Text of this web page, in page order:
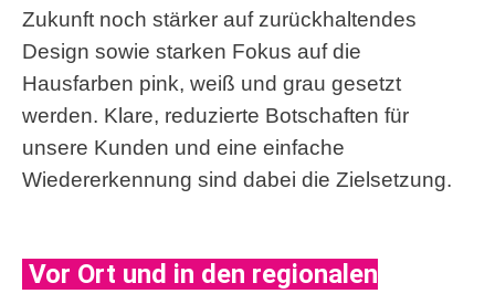
Zukunft noch stärker auf zurückhaltendes
Design sowie starken Fokus auf die
Hausfarben pink, weiß und grau gesetzt
werden. Klare, reduzierte Botschaften für
unsere Kunden und eine einfache
Wiedererkennung sind dabei die Zielsetzung.
Vor Ort und in den regionalen